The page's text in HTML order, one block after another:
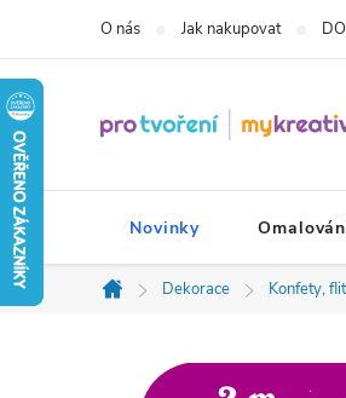
obsah
O nás Jak nakupovat
Novinky
Domů
Dekorace Konfety,